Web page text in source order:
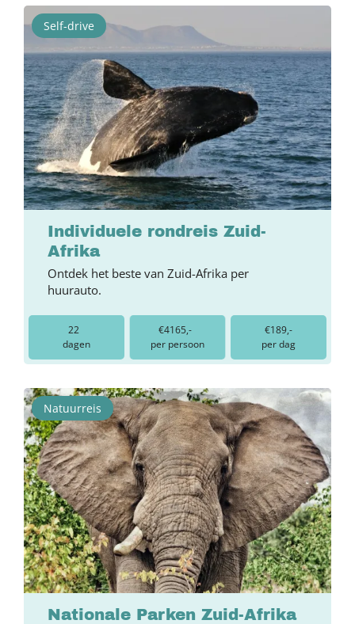
Self-drive
Individuele rondreis Zuid-
Afrika
Ontdek het beste van Zuid-Afrika per
huurauto.
22
dagen
€4165,-
per persoon
€189,-
per dag
Natuurreis
Nationale Parken Zuid-Afrika